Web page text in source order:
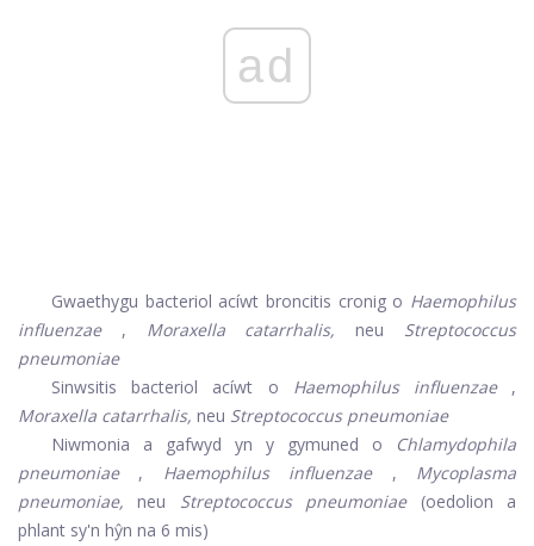
ad
Gwaethygu bacteriol acíwt broncitis cronig o Haemophilus
influenzae, Moraxella catarrhalis, neu Streptococcus
pneumoniae
Sinwsitis bacteriol acíwt o Haemophilus influenzae,
Moraxella catarrhalis, neu Streptococcus pneumoniae
Niwmonia a gafwyd yn y gymuned o
Chlamydophila
pneumoniae, Haemophilus influenzae, Mycoplasma
pneumoniae, neu Streptococcus pneumoniae(oedolion a
phlant sy'n hŷn na 6 mis)